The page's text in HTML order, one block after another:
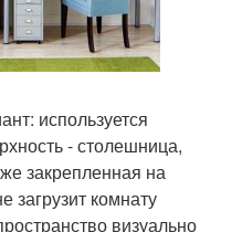
используется
- столешница,
закрепленная на
загрузит комнату
визуально